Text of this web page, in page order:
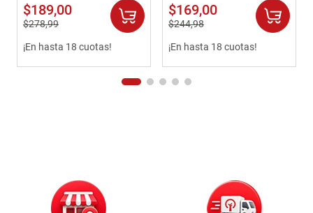
$189,00
$278,99
¡En hasta 18 cuotas!
$169,00
$244,98
¡En hasta 18 cuotas!